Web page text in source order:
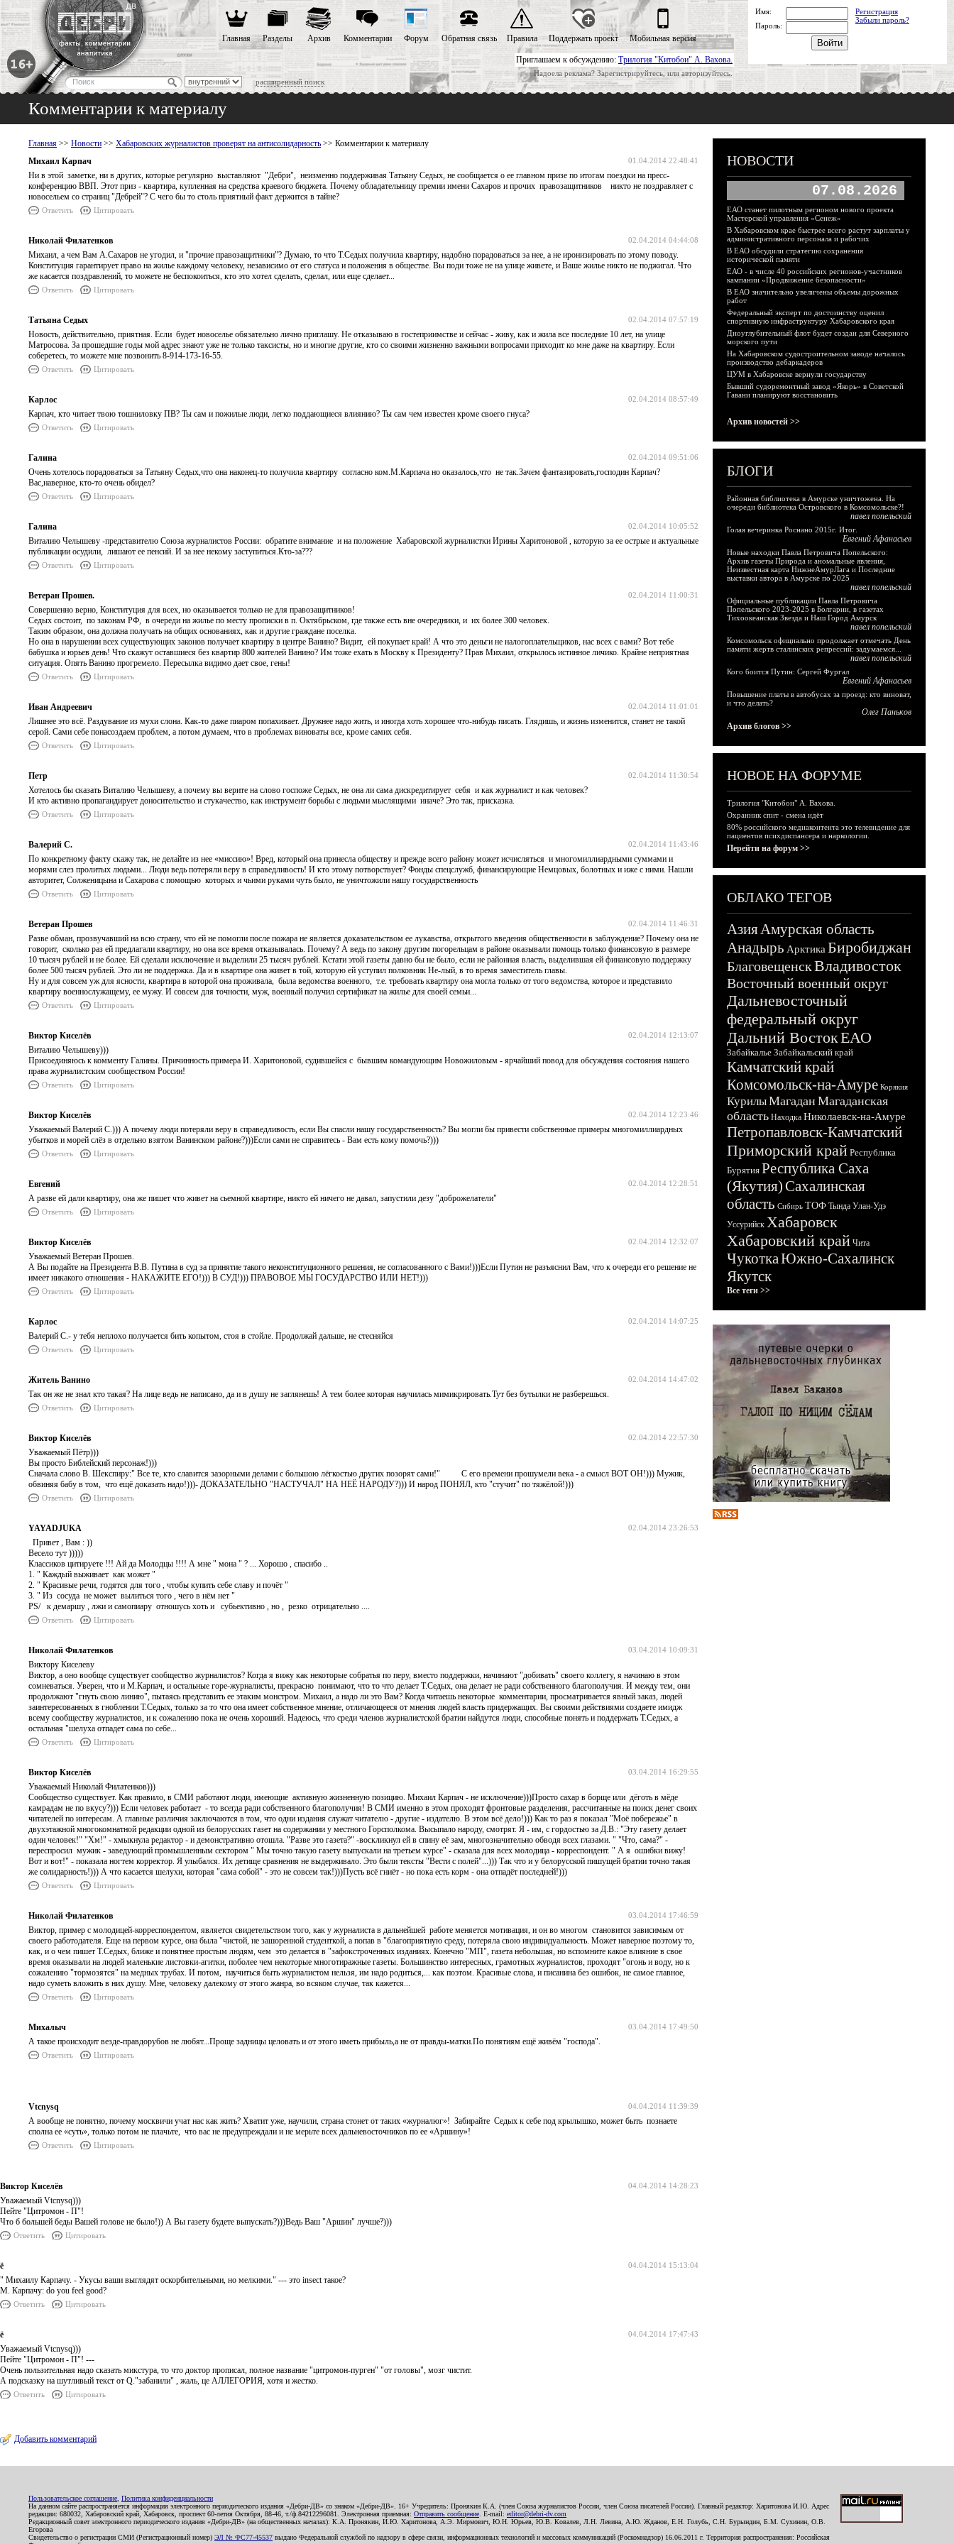
Приглашаем к обсуждению: Трилогия "Китобои" А. Вахова.
Надоела реклама? Зарегистрируйтесь, или авторизуйтесь.
расширенный поиск
Главная Разделы Архив Комментарии Форум Обратная связь Правила Поддержать проект Мобильная версия
Имя:
Регистрация
Забыли пароль?
Пароль:
Комментарии к материалу
Главная >> Новости >> Хабаровских журналистов проверят на антисолидарность >> Комментарии к материалу
01.04.2014 22:48:41
Михаил Карпач
Ни в этой заметке, ни в других, которые регулярно выставляют "Дебри", неизменно поддерживая Татьяну Седых, не сообщается о ее главном призе по итогам поездки на пресс-
конференцию ВВП. Этот приз - квартира, купленная на средства краевого бюджета. Почему обладательницу премии имени Сахаров и прочих правозащитников никто не поздравляет с
новосельем со страниц "Дебрей"? С чего бы то столь приятный факт держится в тайне?
Ответить Цитировать
02.04.2014 04:44:08
Николай Филатенков
Михаил, а чем Вам А.Сахаров не угодил, и "прочие правозащитники"? Думаю, то что Т.Седых получила квартиру, надобно порадоваться за нее, а не иронизировать по этому поводу.
Конституция гарантирует право на жилье каждому человеку, независимо от его статуса и положения в обществе. Вы поди тоже не на улице живете, и Ваше жилье никто не поджигал. Что
же касается поздравлений, то можете не беспокоиться, кто это хотел сделать, сделал, или еще сделает...
Ответить Цитировать
02.04.2014 07:57:19
Татьяна Седых
Новость, действительно, приятная. Если будет новоселье обязательно лично приглашу. Не отказываю в гостеприимстве и сейчас - живу, как и жила все последние 10 лет, на улице
Матросова. За прошедшие годы мой адрес знают уже не только таксисты, но и многие другие, кто со своими жизненно важными вопросами приходит ко мне даже на квартиру. Если
соберетесь, то можете мне позвонить 8-914-173-16-55.
Ответить Цитировать
02.04.2014 08:57:49
Карлос
Карпач, кто читает твою тошниловку ПВ? Ты сам и пожилые люди, легко поддающиеся влиянию? Ты сам чем известен кроме своего гнуса?
Ответить Цитировать
02.04.2014 09:51:06
Галина
Очень хотелось порадоваться за Татьяну Седых,что она наконец-то получила квартиру согласно ком.М.Карпача но оказалось,что не так.Зачем фантазировать,господин Карпач?
Вас,наверное, кто-то очень обидел?
Ответить Цитировать
02.04.2014 10:05:52
Галина
Виталию Челышеву -представителю Союза журналистов России: обратите внимание и на положение Хабаровской журналистки Ирины Харитоновой , которую за ее острые и актуальные
публикации осудили, лишают ее пенсий. И за нее некому заступиться.Кто-за???
Ответить Цитировать
02.04.2014 11:00:31
Ветеран Прошев.
Совершенно верно, Конституция для всех, но оказывается только не для правозащитников!
Седых состоит, по законам РФ, в очереди на жилье по месту прописки в п. Октябрьском, где также есть вне очередники, и их более 300 человек.
Таким образом, она должна получать на общих основаниях, как и другие граждане поселка.
Но она в нарушении всех существующих законов получает квартиру в центре Ванино? Видит, ей покупает край! А что это деньги не налогоплательщиков, нас всех с вами? Вот тебе
бабушка и юрьев день! Что скажут оставшиеся без квартир 800 жителей Ванино? Им тоже ехать в Москву к Президенту? Прав Михаил, открылось истинное личико. Крайне неприятная
ситуация. Опять Ванино прогремело. Пересылка видимо дает свое, гены!
Ответить Цитировать
02.04.2014 11:01:01
Иван Андреевич
Лишнее это всё. Раздувание из мухи слона. Как-то даже пиаром попахивает. Дружнее надо жить, и иногда хоть хорошее что-нибудь писать. Глядишь, и жизнь изменится, станет не такой
серой. Сами себе понасоздаем проблем, а потом думаем, что в проблемах виноваты все, кроме самих себя.
Ответить Цитировать
02.04.2014 11:30:54
Петр
Хотелось бы сказать Виталию Челышеву, а почему вы верите на слово госпоже Седых, не она ли сама дискредитирует себя и как журналист и как человек?
И кто активно пропагандирует доносительство и стукачество, как инструмент борьбы с людьми мыслящими иначе? Это так, присказка.
Ответить Цитировать
02.04.2014 11:43:46
Валерий С.
По конкретному факту скажу так, не делайте из нее «миссию»! Вред, который она принесла обществу и прежде всего району может исчисляться и многомиллиардными суммами и
морями слез пролитых людьми... Люди ведь потеряли веру в справедливость! И кто этому потворствует? Фонды спецслужб, финансирующие Немцовых, болотных и иже с ними. Нашли
авторитет, Солженицына и Сахарова с помощью которых и чьими руками чуть было, не уничтожили нашу государственность
Ответить Цитировать
02.04.2014 11:46:31
Ветеран Прошев
Разве обман, прозвучавший на всю страну, что ей не помогли после пожара не является доказательством ее лукавства, открытого введения общественности в заблуждение? Почему она не
говорит, сколько раз ей предлагали квартиру, но она все время отказывалась. Почему? А ведь по закону другим погорельцам в районе оказывали помощь только финансовую в размере
10 тысяч рублей и не более. Ей сделали исключение и выделили 25 тысяч рублей. Кстати этой газеты давно бы не было, если не районная власть, выделившая ей финансовую поддержку
более 500 тысяч рублей. Это ли не поддержка. Да и в квартире она живет в той, которую ей уступил полковник Не-лый, в то время заместитель главы.
Ну и для совсем уж для ясности, квартира в которой она проживала, была ведомства военного, т.е. требовать квартиру она могла только от того ведомства, которое и представило
квартиру военнослужащему, ее мужу. И совсем для точности, муж, военный получил сертификат на жилье для своей семьи...
Ответить Цитировать
02.04.2014 12:13:07
Виктор Киселёв
Виталию Челышеву)))
Присоединяюсь к комменту Галины. Причинность примера И. Харитоновой, судившейся с бывшим командующим Новожиловым - ярчайший повод для обсуждения состояния нашего
права журналистским сообществом России!
Ответить Цитировать
02.04.2014 12:23:46
Виктор Киселёв
Уважаемый Валерий С.))) А почему люди потеряли веру в справедливость, если Вы спасли нашу государственность? Вы могли бы привести собственные примеры многомиллиардных
убытков и морей слёз в отдельно взятом Ванинском районе?)))Если сами не справитесь - Вам есть кому помочь?)))
Ответить Цитировать
02.04.2014 12:28:51
Евгений
А разве ей дали квартиру, она же пишет что живет на сьемной квартире, никто ей ничего не давал, запустили дезу "доброжелатели"
Ответить Цитировать
02.04.2014 12:32:07
Виктор Киселёв
Уважаемый Ветеран Прошев.
А Вы подайте на Президента В.В. Путина в суд за принятие такого неконституционного решения, не согласованного с Вами!)))Если Путин не разъяснил Вам, что к очереди его решение не
имеет никакого отношения - НАКАЖИТЕ ЕГО!))) В СУД!))) ПРАВОВОЕ МЫ ГОСУДАРСТВО ИЛИ НЕТ!)))
Ответить Цитировать
02.04.2014 14:07:25
Карлос
Валерий С.- у тебя неплохо получается бить копытом, стоя в стойле. Продолжай дальше, не стесняйся
Ответить Цитировать
02.04.2014 14:47:02
Житель Ванино
Так он же не знал кто такая? На лице ведь не написано, да и в душу не заглянешь! А тем более которая научилась мимикрировать.Тут без бутылки не разберешься.
Ответить Цитировать
02.04.2014 22:57:30
Виктор Киселёв
Уважаемый Пётр)))
Вы просто Библейский персонаж!)))
Сначала слово В. Шекспиру:" Все те, кто славится зазорными делами с большою лёгкостью других позорят сами!" С его времени прошумели века - а смысл ВОТ ОН!))) Мужик,
обвиняя бабу в том, что ещё доказать надо!)))- ДОКАЗАТЕЛЬНО "НАСТУЧАЛ" НА НЕЁ НАРОДУ?))) И народ ПОНЯЛ, кто "стучит" по тяжёлой!)))
Ответить Цитировать
02.04.2014 23:26:53
YAYADJUKA
Привет , Вам : ))
Весело тут )))))
Классиков цитируете !!! Ай да Молодцы !!!! А мне " мона " ? ... Хорошо , спасибо ..
1. " Каждый выживает как может "
2. " Красивые речи, годятся для того , чтобы купить себе славу и почёт "
3. " Из сосуда не может вылиться того , чего в нём нет "
PS/ к демаршу , лжи и самопиару отношусь хоть и субьективно , но , резко отрицательно ....
Ответить Цитировать
03.04.2014 10:09:31
Николай Филатенков
Виктору Киселеву
Виктор, а оно вообще существует сообщество журналистов? Когда я вижу как некоторые собратья по перу, вместо поддержки, начинают "добивать" своего коллегу, я начинаю в этом
сомневаться. Уверен, что и М.Карпач, и остальные горе-журналисты, прекрасно понимают, что то что делает Т.Седых, она делает не ради собственного благополучия. И между тем, они
продолжают "гнуть свою линию", пытаясь представить ее этаким монстром. Михаил, а надо ли это Вам? Когда читаешь некоторые комментарии, просматривается явный заказ, людей
заинтересованных в гноблении Т.Седых, только за то что она имеет собственное мнение, отличающееся от мнения людей власть придержащих. Вы своими действиями создаете имидж
всему сообществу журналистов, и к сожалению пока не очень хороший. Надеюсь, что среди членов журналистской братии найдутся люди, способные понять и поддержать Т.Седых, а
остальная "шелуха отпадет сама по себе...
Ответить Цитировать
03.04.2014 16:29:55
Виктор Киселёв
Уважаемый Николай Филатенков)))
Сообщество существует. Как правило, в СМИ работают люди, имеющие активную жизненную позицию. Михаил Карпач - не исключение)))Просто сахар в борще или дёготь в мёде
камрадам не по вкусу?))) Если человек работает - то всегда ради собственного благополучия! В СМИ именно в этом проходят фронтовые разделения, рассчитанные на поиск денег своих
читателей по интересам. А главные различия заключаются в том, что одни издания служат читателю - другие - издателю. В этом всё дело!))) Как то раз я показал "Моё побережье" в
двухэтажной многокомнатной редакции одной из белорусских газет на содержании у местного Горсполкома. Высыпало народу, смотрят. Я - им, с гордостью за Д.В.: "Эту газету делает
один человек!" "Хм!" - хмыкнула редактор - и демонстративно отошла. "Разве это газета?" -воскликнул ей в спину её зам, многозначительно обводя всех глазами. " "Что, сама?" -
переспросил мужик - заведующий промышленным сектором " Мы точно такую газету выпускали на третьем курсе" - сказала для всех молодица - корреспондент. " А я ошибки вижу!
Вот и вот!" - показала ногтем корректор. Я улыбался. Их детище сравнения не выдерживало. Это были тексты "Вести с полей"...))) Так что и у белорусской пишущей братии точно такая
же солидарность!))) А что касается шелухи, которая "сама собой" - это не совсем так!)))Пусть всё гниёт - но пока есть корм - она отпадёт последней!)))
Ответить Цитировать
03.04.2014 17:46:59
Николай Филатенков
Виктор, пример с молодицей-корреспондентом, является свидетельством того, как у журналиста в дальнейшей работе меняется мотивация, и он во многом становится зависимым от
своего работодателя. Еще на первом курсе, она была "чистой, не зашоренной студенткой, а попав в "благоприятную среду, потеряла свою индивидуальность. Может наверное поэтому то,
как, и о чем пишет Т.Седых, ближе и понятнее простым людям, чем это делается в "зафокстроченных изданиях. Конечно "МП", газета небольшая, но вспомните какое влияние в свое
время оказывали на людей маленькие листовки-агитки, поболее чем некоторые многотиражные газеты. Большинство интересных, грамотных журналистов, проходят "огонь и воду, но к
сожалению "тормозятся" на медных трубах. И потом, научиться быть журналистом нельзя, им надо родиться,... как поэтом. Красивые слова, и писанина без ошибок, не самое главное,
надо суметь вложить в них душу. Мне, человеку далекому от этого жанра, во всяком случае, так кажется...
Ответить Цитировать
03.04.2014 17:49:50
Михалыч
А такое происходит везде-правдорубов не любят...Проще задницы целовать и от этого иметь прибыль,а не от правды-матки.По понятиям ещё живём "господа".
Ответить Цитировать
04.04.2014 11:39:39
Vtcnysq
А вообще не понятно, почему москвичи учат нас как жить? Хватит уже, научили, страна стонет от таких «журналюг»! Забирайте Седых к себе под крылышко, может быть познаете
сполна ее «суть», только потом не плачьте, что вас не предупреждали и не мерьте всех дальневосточников по ее «Аршину»!
Ответить Цитировать
04.04.2014 14:28:23
Виктор Киселёв
Уважаемый Vtcnysq)))
Пейте "Цитромон - П"!
Что б большей беды Вашей голове не было!)) А Вы газету будете выпускать?)))Ведь Ваш "Аршин" лучше?)))
Ответить Цитировать
04.04.2014 15:13:04
ё
" Михаилу Карпачу. - Укусы ваши выглядят оскорбительными, но мелкими." --- это insect такое?
М. Карпачу: do you feel good?
Ответить Цитировать
04.04.2014 17:47:43
ё
Уважаемый Vtcnysq)))
Пейте "Цитромон - П"! ---
Очень пользительная надо сказать микстура, то что доктор прописал, полное название "цитромон-пурген" "от головы", мозг чистит.
А подсказку на шутливый текст от Q."забанили" , жаль, це АЛЛЕГОРИЯ, хотя и жестко.
Ответить Цитировать
Добавить комментарий
НОВОСТИ
07.08.2026
ЕАО станет пилотным регионом нового проекта
Мастерской управления «Сенеж»
В Хабаровском крае быстрее всего растут зарплаты у
административного персонала и рабочих
В ЕАО обсудили стратегию сохранения
исторической памяти
ЕАО - в числе 40 российских регионов-участников
кампании «Продвижение безопасности»
В ЕАО значительно увеличены объемы дорожных
работ
Федеральный эксперт по достоинству оценил
спортивную инфраструктуру Хабаровского края
Дноуглубительный флот будет создан для Северного
морского пути
На Хабаровском судостроительном заводе началось
производство дебаркадеров
ЦУМ в Хабаровске вернули государству
Бывший судоремонтный завод «Якорь» в Советской
Гавани планируют восстановить
Архив новостей >>
БЛОГИ
Районная библиотека в Амурске уничтожена. На
очереди библиотека Островского в Комсомольске?!
павел попельский
Голая вечеринка Роснано 2015г. Итог.
Евгений Афанасьев
Новые находки Павла Петровича Попельского:
Архив газеты Природа и аномальные явления,
Неизвестная карта НижнеАмурЛага и Последние
выставки автора в Амурске по 2025
павел попельский
Официальные публикации Павла Петровича
Попельского 2023-2025 в Болгарии, в газетах
Тихоокеанская Звезда и Наш Город Амурск
павел попельский
Комсомольск официально продолжает отмечать День
памяти жертв сталинских репрессий: задумаемся...
павел попельский
Кого боится Путин: Сергей Фургал
Евгений Афанасьев
Повышение платы в автобусах за проезд: кто виноват,
и что делать?
Олег Паньков
Архив блогов >>
НОВОЕ НА ФОРУМЕ
Трилогия "Китобои" А. Вахова.
Охранник спит - смена идёт
80% российского медиаконтента это телевидение для
пациентов психдиспансера и наркологии.
Перейти на форум >>
ОБЛАКО ТЕГОВ
АзияАмурская область
Анадырь Арктика Биробиджан
БлаговещенскВладивосток
Восточный военный округ
Дальневосточный
федеральный округ
Дальний ВостокЕАО
Забайкалье Забайкальский край
Камчатский край
Комсомольск-на-Амуре Корякия
КурилыМагадан Магаданская
область Находка Николаевск-на-Амуре
Петропавловск-Камчатский
Приморский край Республика
Бурятия Республика Саха
(Якутия)Сахалинская
область Сибирь ТОФ Тында Улан-Удэ
Уссурийск Хабаровск
Хабаровский край Чита
ЧукоткаЮжно-Сахалинск
Якутск
Все теги >>
Пользовательское соглашение Политика конфиденциальности
На данном сайте распространяется информация электронного периодического издания «Дебри-ДВ» со знаком «Дебри-ДВ». 16+ Учредитель: Пронякин К.А. (член Союза журналистов России, член Союза писателей России). Главный редактор: Харитонова И.Ю. Адрес
редакции: 680032, Хабаровский край, Хабаровск, проспект 60-летия Октября, 88-46, т./ф.84212296081. Электронная приемная: Отправить сообщение . E-mail: editor@debri-dv.com
Редакционный совет электронного периодического издания «Дебри-ДВ» (на общественных началах): К.А. Пронякин, И.Ю. Харитонова, А.Э. Мирмович, Ю.Н. Юрьев, Ю.В. Ковалев, Л.Н. Левина, А.Ю. Жданов, Е.Н. Голубь, С.Н. Бурындин, Б.М. Сухинин, О.В.
Егорова
Свидетельство о регистрации СМИ (Регистрационный номер) ЭЛ № ФС77-45537 выдано Федеральной службой по надзору в сфере связи, информационных технологий и массовых коммуникаций (Роскомнадзор) 16.06.2011 г. Территория распространения: Российская